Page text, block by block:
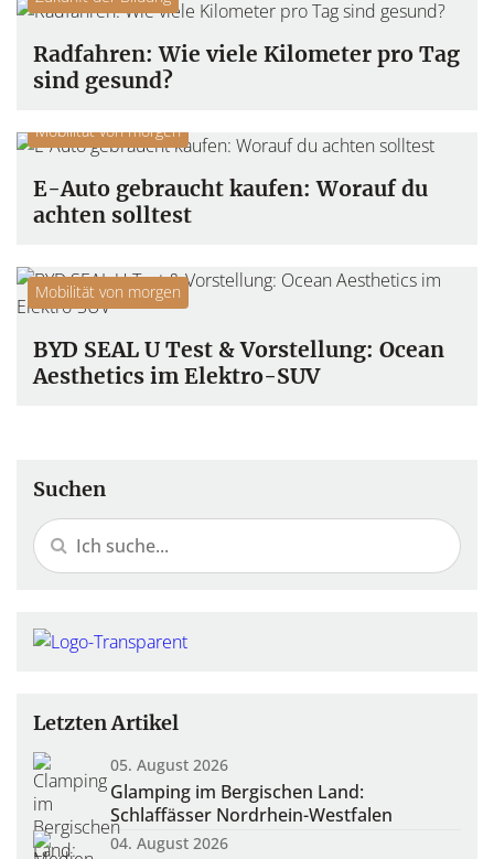
Radfahren: Wie viele Kilometer pro Tag
sind gesund?
Mobilität von morgen
E-Auto gebraucht kaufen: Worauf du
achten solltest
Mobilität von morgen
BYD SEAL U Test & Vorstellung: Ocean
Aesthetics im Elektro-SUV
Suchen
Letzten Artikel
05. August 2026
Glamping im Bergischen Land:
Schlaffässer Nordrhein-Westfalen
04. August 2026